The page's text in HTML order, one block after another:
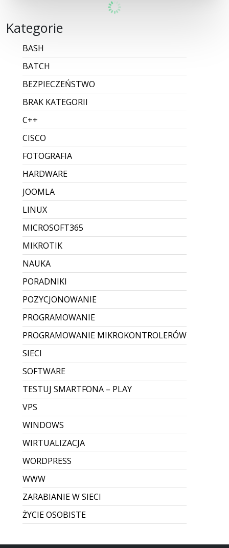
CZYTAJ WIĘCEJ
Jak uzyskać dostęp do KSeF 2.0
i pobrać faktury? Instrukcja
krok po kroku
Lead (krótki wstęp) Od 1 lutego 2026 działa
produkcyjnie KSeF 2.0 – i nawet jeśli
obowiązek wystawiania e-faktur wchodzi
etapami, to odbieranie faktur z KSeF dotyczy
wszystkich firm, bo kontrahent może
wystawić dokument i “dostarczyć” g...
Dodane przez Dawid Sobieraj
Brak komentarzy
CZYTAJ WIĘCEJ
Zrywanie połączenia pulpitu
zdalnego
Zawieszanie sesji RDP – przyczyny i szybkie
rozwiązanie Problem zawieszania się
połączeń RDP (Pulpit zdalny) to dość częste
zjawisko. W zależności od wersji systemu
Windows oraz jakości łącza, sesja potrafi
nagle „stanąć” — obr...
Dodane przez Dawid Sobieraj
Brak komentarzy
CZYTAJ WIĘCEJ